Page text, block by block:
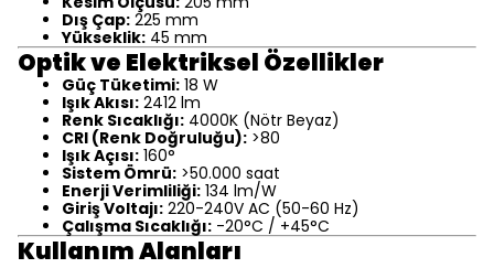
Dış Çap: 225 mm
Yükseklik: 45 mm
Optik ve Elektriksel Özellikler
Güç Tüketimi: 18 W
Işık Akısı: 2412 lm
Renk Sıcaklığı: 4000K (Nötr Beyaz)
CRI (Renk Doğruluğu): >80
Işık Açısı: 160°
Sistem Ömrü: >50.000 saat
Enerji Verimliliği: 134 lm/W
Giriş Voltajı: 220-240V AC (50-60 Hz)
Çalışma Sıcaklığı: -20°C / +45°C
Kullanım Alanları